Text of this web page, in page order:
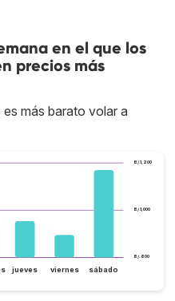
en el que los
precios más
es más barato volar a
B/.800
B/.1,000
B/.1,200
jueves viernes sábado